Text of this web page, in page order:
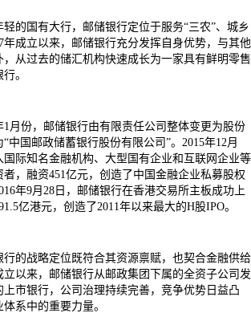
的国有大行，邮储银行定位于服务“三农”、城乡
年成立以来，邮储银行充分发挥自身优势，与其他
从过去的储汇机构快速成长为一家具有鲜明零售
。
1月份，邮储银行由有限责任公司整体变更为股份
中国邮政储蓄银行股份有限公司”。2015年12月
际知名金融机构、大型国有企业和互联网企业等
者，融资451亿元，创造了中国金融企业私募股权
年9月28日，邮储银行在香港交易所主板成功上
亿港元，创造了2011年以来最大的H股IPO。
的战略定位既符合其资源禀赋，也契合金融供给
以来，邮储银行从邮政集团下属的全资子公司发
市银行，公司治理持续完善，竞争优势日益凸
系中的重要力量。